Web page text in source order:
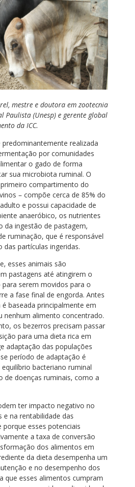
mestre e doutora em zootecnia
Paulista (Unesp) e gerente global
da ICC.
realizada
por comunidades
o gado de forma
sua microbiota ruminal. O
compartimento do
– compõe cerca de 85% do
e possui capacidade de
anaeróbico, os nutrientes
da ingestão de pastagem,
ruminação, que é responsável
partículas ingeridas.
esses animais são
pastagens até atingirem o
serem movidos para o
a fase final de engorda. Antes
baseada principalmente em
nenhum alimento concentrado.
os bezerros precisam passar
para uma dieta rica em
adaptação das populações
período de adaptação é
bacteriano ruminal
de doenças ruminais, como a
ter impacto negativo no
na rentabilidade das
esses potenciais
a taxa de conversão
dos alimentos em
da dieta desempenha um
e no desempenho dos
que esses alimentos cumpram